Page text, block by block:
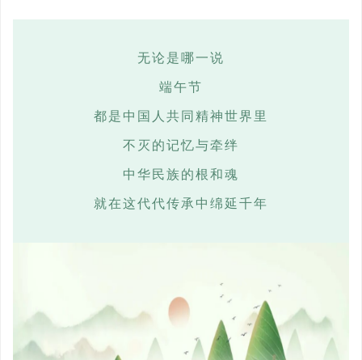
无论是哪一说
端午节
都是中国人共同精神世界里
不灭的记忆与牵绊
中华民族的根和魂
就在这代代传承中绵延千年